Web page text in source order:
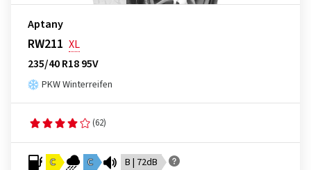
Aptany
RW211 XL
235/40 R18 95V
PKW Winterreifen
(62)
C C B | 72dB